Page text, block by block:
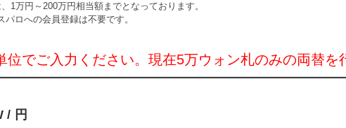
1万円～200万円相当額までとなっております。
ロへの会員登録は不要です。
でご入力ください。現在5万ウォン札のみの両替を
/ 円